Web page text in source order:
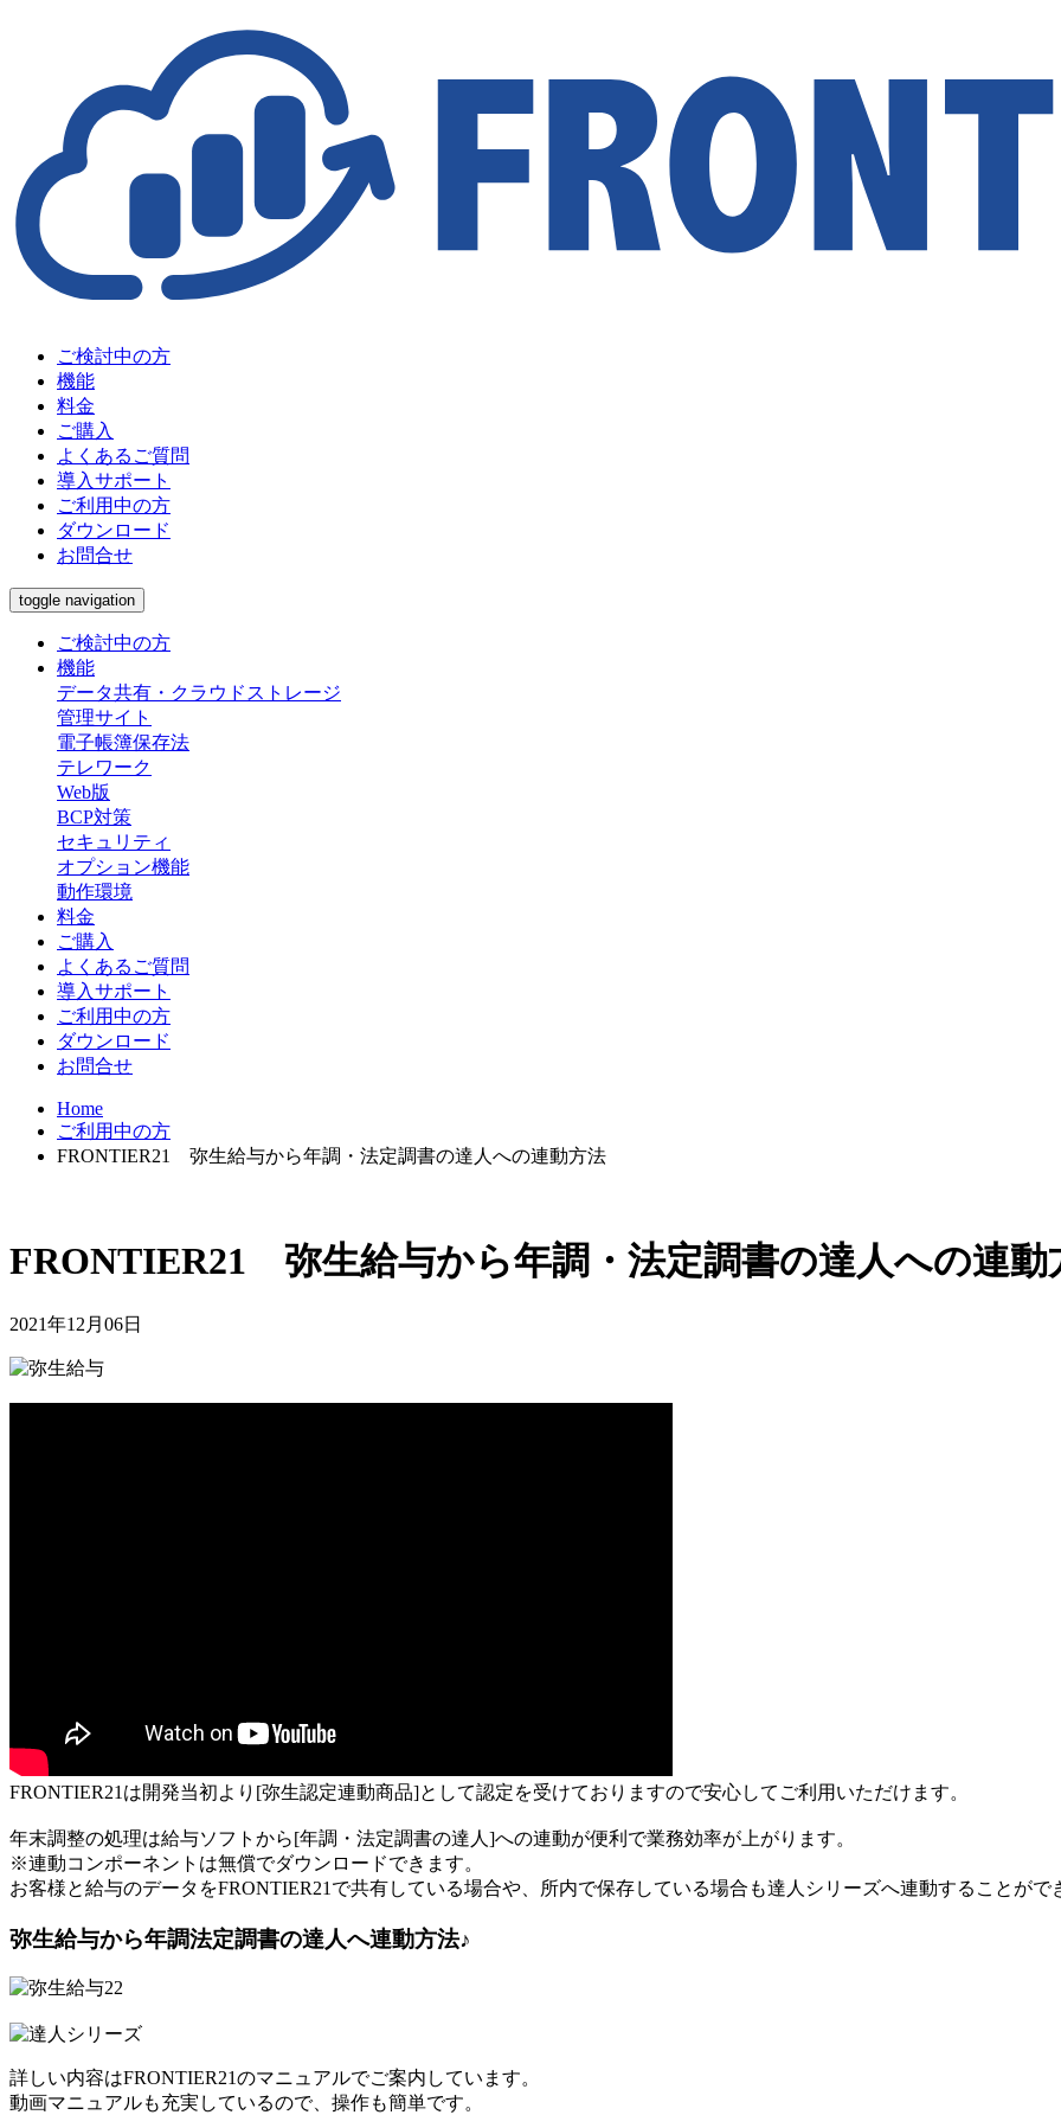
ご検討中の方
機能
管理サイト
テレワーク Web版
料金
ご購入
よくあるご質問
導入サポート
ご利用中の方
ダウンロード
お問合せ
toggle navigation
ご検討中の方
機能
データ共有・クラウドストレージ
管理サイト
電子帳簿保存法
テレワーク
Web版
BCP対策
セキュリティ
オプション機能
動作環境
料金
ご購入
よくあるご質問
導入サポート
ご利用中の方
ダウンロード
お問合せ
Home
ご利用中の方
FRONTIER21 弥生給与から年調・法定調書の達人への連動方法
FRONTIER21 弥生給与から年調・法定調書の達人への連動
2021年12月06日
FRONTIER21は開発当初より[弥生認定連動商品]として認定を受けておりますので安心してご利用いただけます。
年末調整の処理は給与ソフトから[年調・法定調書の達人]への連動が便利で業務効率が上がります。
※連動コンポーネントは無償でダウンロードできます。
お客様と給与のデータをFRONTIER21で共有している場合や、所内で保存している場合も達人シリーズへ連動することがで
弥生給与から年調法定調書の達人へ連動方法♪
詳しい内容はFRONTIER21のマニュアルでご案内しています。
動画マニュアルも充実しているので、操作も簡単です。